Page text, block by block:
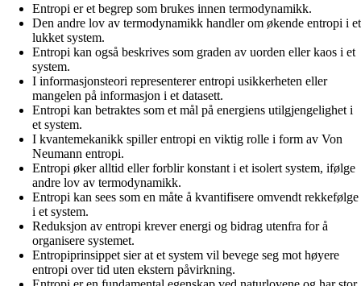
Entropi er et begrep som brukes innen termodynamikk.
Den andre lov av termodynamikk handler om økende entropi i et
lukket system.
Entropi kan også beskrives som graden av uorden eller kaos i et
system.
I informasjonsteori representerer entropi usikkerheten eller
mangelen på informasjon i et datasett.
Entropi kan betraktes som et mål på energiens utilgjengelighet i
et system.
I kvantemekanikk spiller entropi en viktig rolle i form av Von
Neumann entropi.
Entropi øker alltid eller forblir konstant i et isolert system, ifølge
andre lov av termodynamikk.
Entropi kan sees som en måte å kvantifisere omvendt rekkefølge
i et system.
Reduksjon av entropi krever energi og bidrag utenfra for å
organisere systemet.
Entropiprinsippet sier at et system vil bevege seg mot høyere
entropi over tid uten ekstern påvirkning.